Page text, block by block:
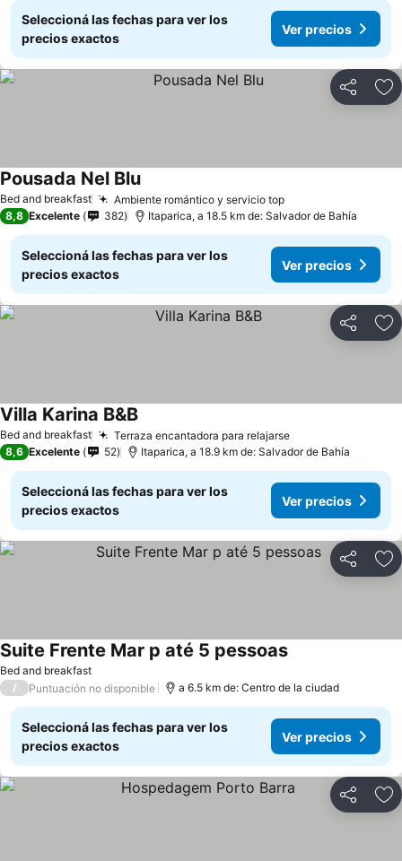
Seleccioná las fechas para ver los
precios exactos
Ver precios
Compartir
Bed and breakfast Ambiente romántico y servicio top
Pousada Nel Blu
8,8 Excelente 382 Itaparica, a 18.5 km de: Salvador de Bahía
Seleccioná las fechas para ver los
precios exactos
Ver precios
Compartir
Bed and breakfast Terraza encantadora para relajarse
Villa Karina B&B
8,6 Excelente 52 Itaparica, a 18.9 km de: Salvador de Bahía
Seleccioná las fechas para ver los
precios exactos
Ver precios
Compartir
Bed and breakfast
Suite Frente Mar p até 5 pessoas
/ Puntuación no disponible a 6.5 km de: Centro de la ciudad
Seleccioná las fechas para ver los
precios exactos
Ver precios
Compartir